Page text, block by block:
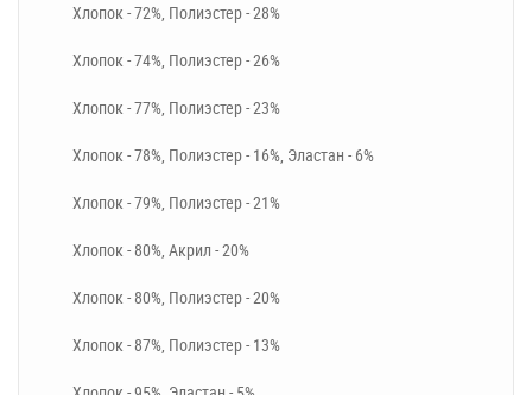
Хлопок - 72%, Полиэстер - 28%
Хлопок - 74%, Полиэстер - 26%
Хлопок - 77%, Полиэстер - 23%
Хлопок - 78%, Полиэстер - 16%, Эластан - 6%
Хлопок - 79%, Полиэстер - 21%
Хлопок - 80%, Акрил - 20%
Хлопок - 80%, Полиэстер - 20%
Хлопок - 87%, Полиэстер - 13%